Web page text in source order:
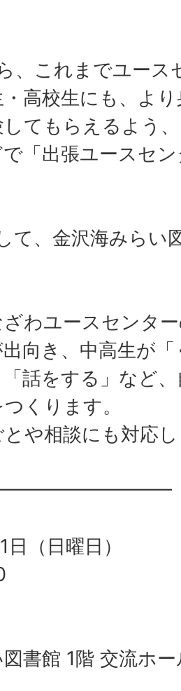
、これまでユース
高校生にも、よ
てもらえるよう
「出張ユースセ
て、金沢海みらい
わユースセンタ
向き、中高生が
「話をする」など
くります。
とや相談にも対応
（日曜日）
書館 1階 交流ホ